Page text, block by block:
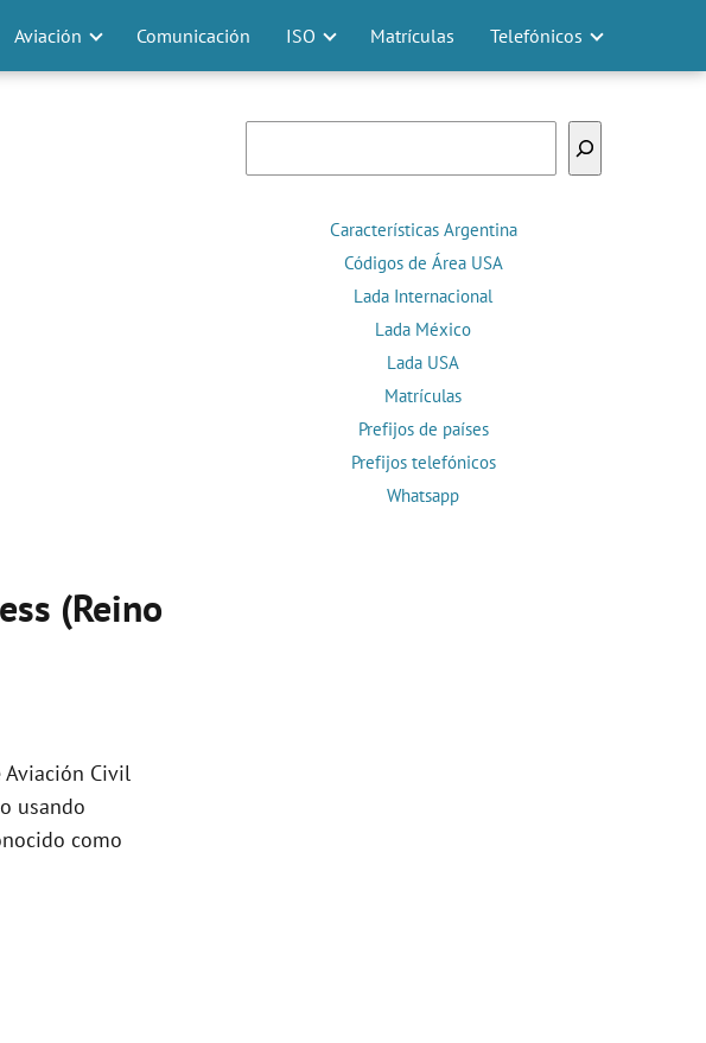
Aviación Comunicación ISO Matrículas Telefónicos
(Reino
Aviación Civil
usando
como
Características Argentina
Códigos de Área USA
Lada Internacional
Lada México
Lada USA
Matrículas
Prefijos de países
Prefijos telefónicos
Whatsapp